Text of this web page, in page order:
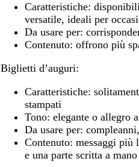
Caratteristiche:
versatile, ideali per
Da usare per:
Contenuto: offrono più
Biglietti d’auguri:
Caratteristiche:
stampati
Tono: elegante o allegro
Da usare per:
Contenuto: messaggi più
e una parte scritta a mano